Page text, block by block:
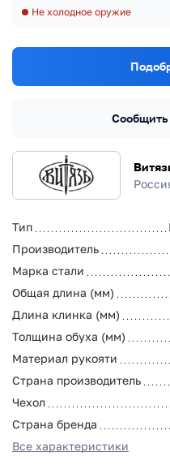
Тип
Производитель
Марка стали
Общая длина (мм)
Длина клинка (мм)
Толщина обуха (мм)
Материал рукояти
Страна производитель
Чехол
Страна бренда
Все характеристики
Не холодное оружие
Сообщить